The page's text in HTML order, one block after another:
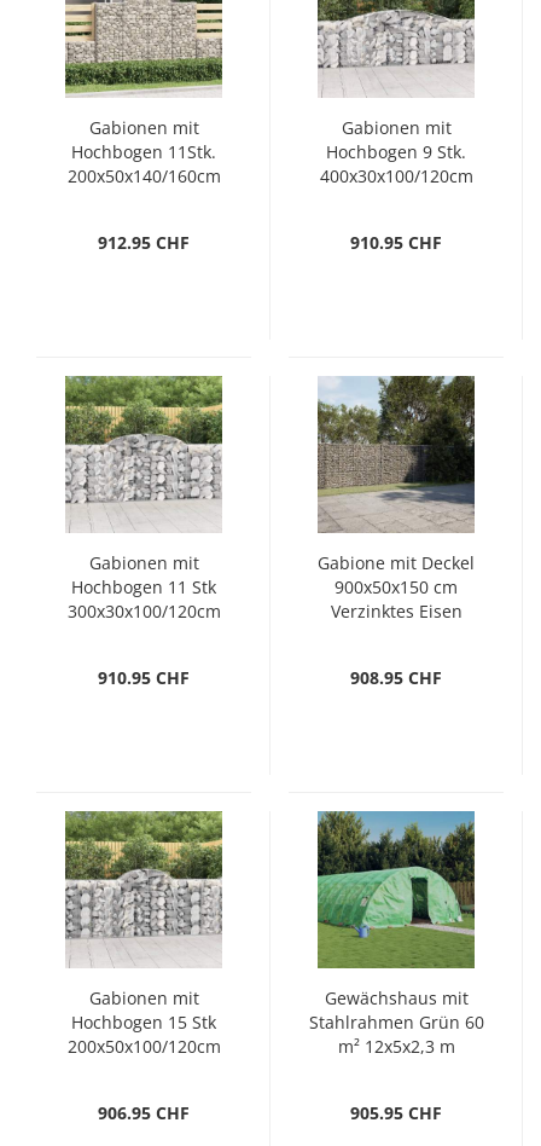
Gabionen mit
Hochbogen 11Stk.
200x50x140/160cm
912.95 CHF
Gabionen mit
Hochbogen 9 Stk.
400x30x100/120cm
910.95 CHF
Gabionen mit
Hochbogen 11 Stk
300x30x100/120cm
910.95 CHF
Gabione mit Deckel
900x50x150 cm
Verzinktes Eisen
908.95 CHF
Gabionen mit
Hochbogen 15 Stk
200x50x100/120cm
906.95 CHF
Gewächshaus mit
Stahlrahmen Grün 60
m² 12x5x2,3 m
905.95 CHF